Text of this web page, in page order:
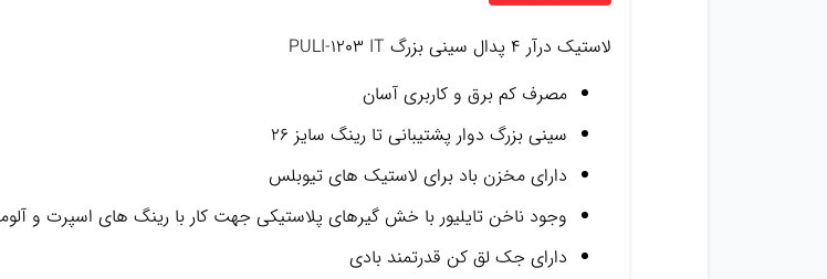
لاستیک درآر ۴ پدال سینی بزرگ PULI-1203 IT
مصرف کم برق و کاربری آسان
سینی بزرگ دوار پشتیبانی تا رینگ سایز ۲۶
دارای مخزن باد برای لاستیک های تیوبلس
وجود ناخن تایلیور با خش گیرهای پلاستیکی جهت کار با رینگ های اسپرت و
دارای جک لق کن قدرتمند بادی